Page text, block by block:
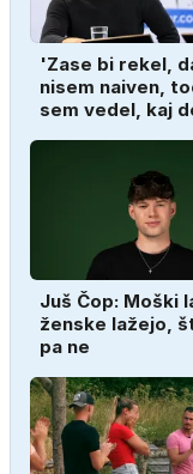
'Zase bi rekel,
nisem naiven,
sem vedel, kaj
Juš Čop: Moški
ženske lažejo,
pa ne